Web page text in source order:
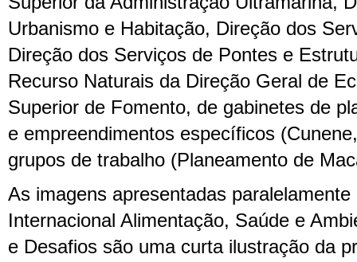
Urbanismo e Habitação, Direção dos
Direção dos Serviços de Pontes e
Recurso Naturais da Direção Geral de
Superior de Fomento, de gabinetes de
e empreendimentos específicos
grupos de trabalho (Planeamento de
As imagens apresentadas paralelamente
Internacional Alimentação, Saúde e
e Desafios são uma curta ilustração da